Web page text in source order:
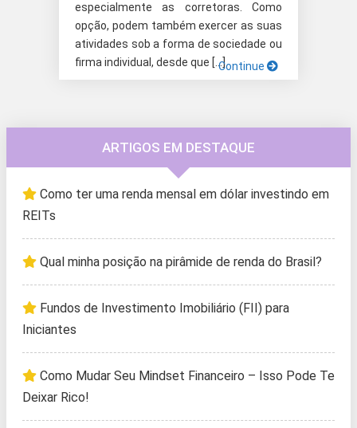
especialmente as corretoras. Como
opção, podem também exercer as suas
atividades sob a forma de sociedade ou
firma individual, desde que […]Continue
ARTIGOS EM DESTAQUE
Como ter uma renda mensal em dólar investindo em
REITs
Qual minha posição na pirâmide de renda do Brasil?
Fundos de Investimento Imobiliário (FII) para
Iniciantes
Como Mudar Seu Mindset Financeiro – Isso Pode Te
Deixar Rico!